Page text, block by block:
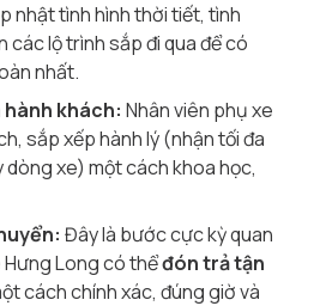
nhật tình hình thời tiết, tình
lộ trình sắp đi qua để có
nhất.
hành khách: Nhân viên phụ xe
sắp xếp hành lý (nhận tối đa
xe) một cách khoa học,
Đây là bước cực kỳ quan
Long có thểđón trả tận
cách chính xác, đúng giờ và